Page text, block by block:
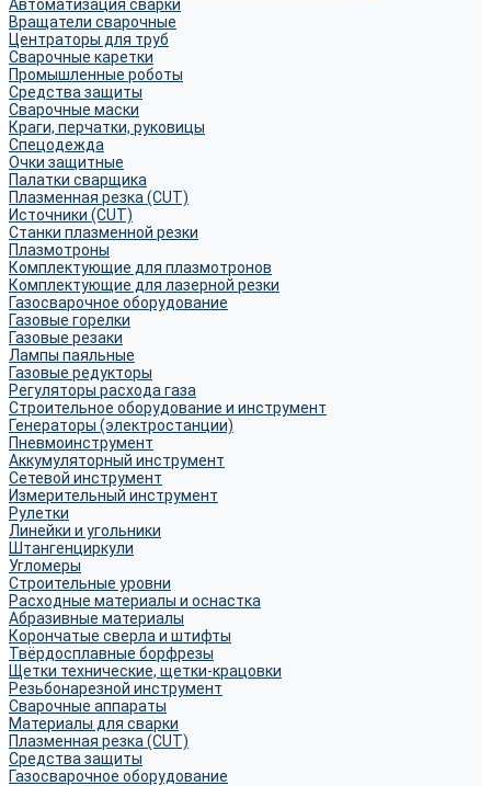
Автоматизация сварки
Вращатели сварочные
Центраторы для труб
Сварочные каретки
Промышленные роботы
Средства защиты
Сварочные маски
Краги, перчатки, руковицы
Спецодежда
Очки защитные
Палатки сварщика
Плазменная резка (CUT)
Источники (CUT)
Станки плазменной резки
Плазмотроны
Комплектующие для плазмотронов
Комплектующие для лазерной резки
Газосварочное оборудование
Газовые горелки
Газовые резаки
Лампы паяльные
Газовые редукторы
Регуляторы расхода газа
Строительное оборудование и инструмент
Генераторы (электростанции)
Пневмоинструмент
Аккумуляторный инструмент
Сетевой инструмент
Измерительный инструмент
Рулетки
Линейки и угольники
Штангенциркули
Угломеры
Строительные уровни
Расходные материалы и оснастка
Абразивные материалы
Корончатые сверла и штифты
Твёрдосплавные борфрезы
Щетки технические, щетки-крацовки
Резьбонарезной инструмент
Сварочные аппараты
Материалы для сварки
Плазменная резка (CUT)
Средства защиты
Газосварочное оборудование